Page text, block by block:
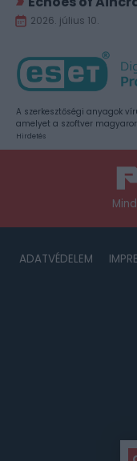
2026. július 10.
A szerkesztőségi anyagok
amelyet a szoftver
Hirdetés
ADATVÉDELEM